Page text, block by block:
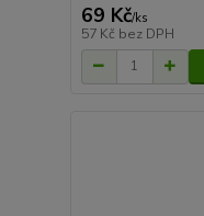
69 Kč/ks
57 Kč bez DPH